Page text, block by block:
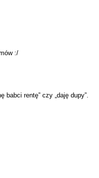
:/
babci rentę” czy „daję dupy”.